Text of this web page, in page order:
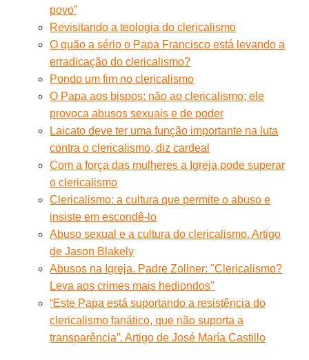
povo”
Revisitando a teologia do clericalismo
O quão a sério o Papa Francisco está levando a
erradicação do clericalismo?
Pondo um fim no clericalismo
O Papa aos bispos: não ao clericalismo; ele
provoca abusos sexuais e de poder
Laicato deve ter uma função importante na luta
contra o clericalismo, diz cardeal
Com a força das mulheres a Igreja pode superar
o clericalismo
Clericalismo: a cultura que permite o abuso e
insiste em escondê-lo
Abuso sexual e a cultura do clericalismo. Artigo
de Jason Blakely
Abusos na Igreja. Padre Zollner: "Clericalismo?
Leva aos crimes mais hediondos"
“Este Papa está suportando a resistência do
clericalismo fanático, que não suporta a
transparência”. Artigo de José María Castillo